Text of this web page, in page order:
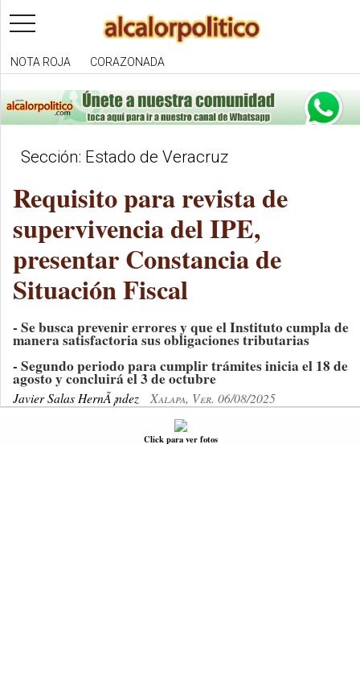
toggle
navigation
NOTA ROJA CORAZONADA
Sección: Estado de Veracruz
Requisito para revista de
supervivencia del IPE,
presentar Constancia de
Situación Fiscal
- Se busca prevenir errores y que el Instituto cumpla de
manera satisfactoria sus obligaciones tributarias
- Segundo periodo para cumplir trámites inicia el 18 de
agosto y concluirá el 3 de octubre
Javier Salas HernÃ¡ndez Xalapa, Ver. 06/08/2025
Click para ver fotos